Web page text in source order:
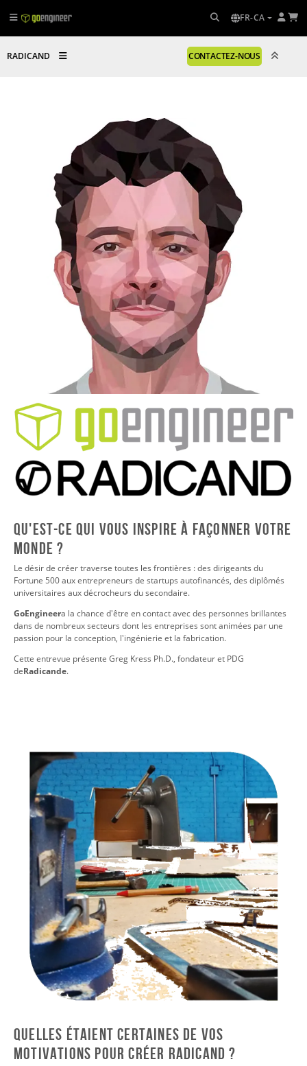
FR-CA
RADICAND CONTACTEZ-NOUS
QU'EST-CE QUI VOUS INSPIRE À FAÇONNER VOTRE
MONDE ?
Le désir de créer traverse toutes les frontières : des dirigeants du
Fortune 500 aux entrepreneurs de startups autofinancés, des diplômés
universitaires aux décrocheurs du secondaire.
GoEngineera la chance d'être en contact avec des personnes brillantes
dans de nombreux secteurs dont les entreprises sont animées par une
passion pour la conception, l'ingénierie et la fabrication.
Cette entrevue présente Greg Kress Ph.D., fondateur et PDG
deRadicande.
QUELLES ÉTAIENT CERTAINES DE VOS
MOTIVATIONS POUR CRÉER RADICAND ?